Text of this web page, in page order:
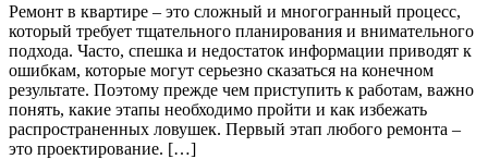
Ремонт в квартире – это сложный и многогранный процесс,
который требует тщательного планирования и внимательного
подхода. Часто, спешка и недостаток информации приводят к
ошибкам, которые могут серьезно сказаться на конечном
результате. Поэтому прежде чем приступить к работам, важно
понять, какие этапы необходимо пройти и как избежать
распространенных ловушек. Первый этап любого ремонта –
это проектирование. […]